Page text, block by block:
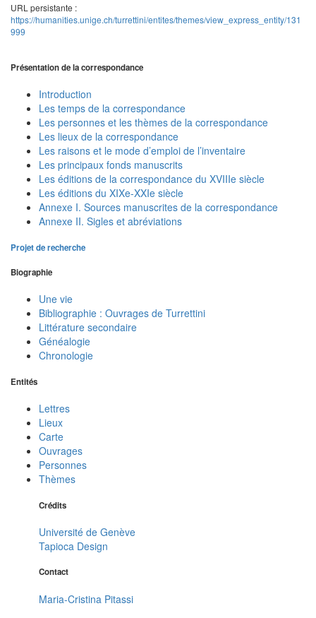
URL persistante :
https://humanities.unige.ch/turrettini/entites/themes/view_express_entity/131
999
Présentation de la correspondance
Introduction
Les temps de la correspondance
Les personnes et les thèmes de la correspondance
Les lieux de la correspondance
Les raisons et le mode d’emploi de l’inventaire
Les principaux fonds manuscrits
Les éditions de la correspondance du XVIIIe siècle
Les éditions du XIXe-XXIe siècle
Annexe I. Sources manuscrites de la correspondance
Annexe II. Sigles et abréviations
Projet de recherche
Biographie
Une vie
Bibliographie : Ouvrages de Turrettini
Littérature secondaire
Généalogie
Chronologie
Entités
Lettres
Lieux
Carte
Ouvrages
Personnes
Thèmes
Crédits
Université de Genève
Tapioca Design
Contact
Maria-Cristina Pitassi